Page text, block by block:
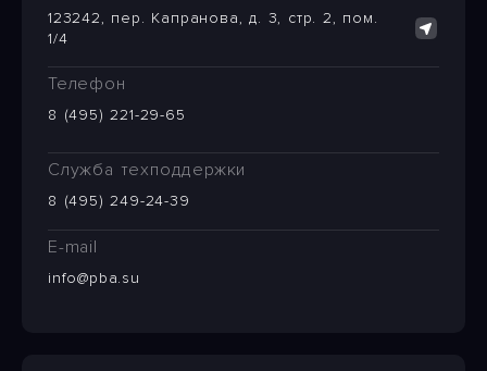
123242, пер. Капранова, д. 3, стр. 2, пом.
1/4
Телефон
8 (495) 221-29-65
Служба техподдержки
8 (495) 249-24-39
E-mail
info@pba.su